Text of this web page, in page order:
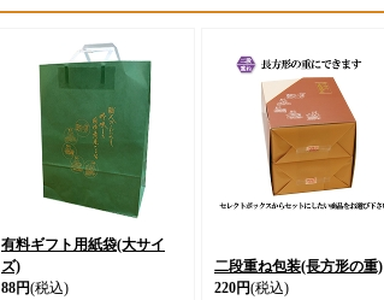
有料ギフト用紙袋(大サイ
ズ)
88円(税込)
二段重ね包装(長方形の重)
220円(税込)